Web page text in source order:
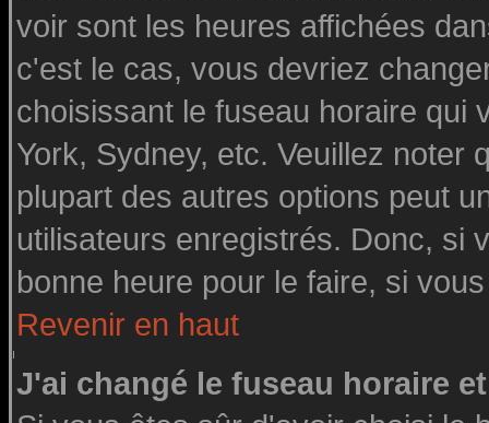
voir sont les heures affichées
c'est le cas, vous devriez
choisissant le fuseau horaire qui
York, Sydney, etc. Veuillez noter
plupart des autres options peut
utilisateurs enregistrés. Donc, si
bonne heure pour le faire, si
Revenir en haut
J'ai changé le fuseau horaire